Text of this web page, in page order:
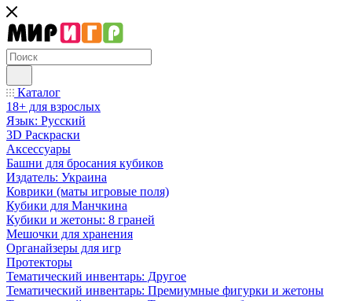
Каталог
18+ для взрослых
Язык: Русский
3D Раскраски
Аксессуары
Башни для бросания кубиков
Издатель: Украина
Коврики (маты игровые поля)
Кубики для Манчкина
Кубики и жетоны: 8 граней
Мешочки для хранения
Органайзеры для игр
Протекторы
Тематический инвентарь: Другое
Тематический инвентарь: Премиумные фигурки и жетоны